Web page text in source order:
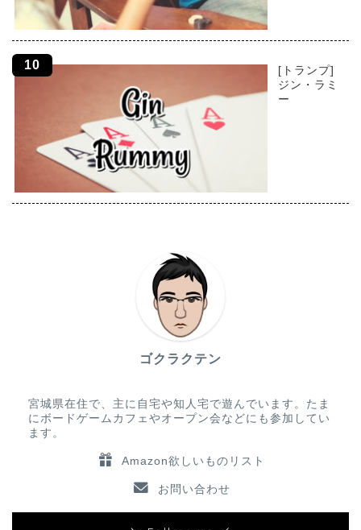
[トランプ]
ジン・ラミ
ー
ゴクラクテン
宮城県在住で、主に自宅や知人宅で遊んでいます。たま
にボードゲームカフェやオープン会などにも参加してい
ます。
Amazon欲しいものリスト
お問い合わせ